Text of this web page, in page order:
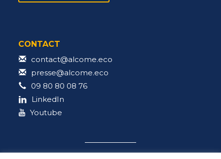
CONTACT
contact@alcome.eco
presse@alcome.eco
09 80 80 08 76
LinkedIn
Youtube